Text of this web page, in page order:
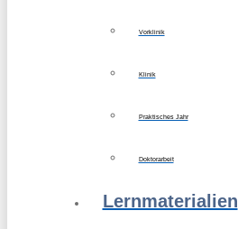
Vorklinik
Klinik
Praktisches Jahr
Doktorarbeit
Lernmaterialien